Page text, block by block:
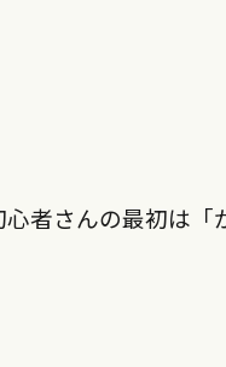
者さんの最初は「